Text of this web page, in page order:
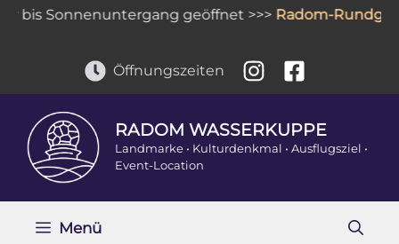
ZumSonnenuntergang geöffnet >>>Radom-Rundgang
Öffnungszeiten
RADOM WASSERKUPPE
Landmarke • Kulturdenkmal • Ausflugsziel •
Event-Location
Menü